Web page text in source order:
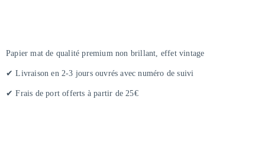
Papier mat de qualité premium non brillant, effet vintage
✔ Livraison en 2-3 jours ouvrés avec numéro de suivi
✔ Frais de port offerts à partir de 25€